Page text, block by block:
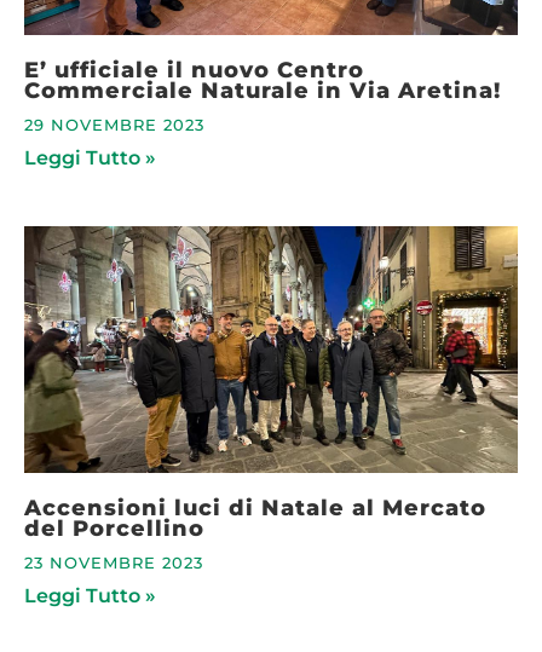
E’ ufficiale il nuovo Centro
Commerciale Naturale in Via Aretina!
29 NOVEMBRE 2023
Leggi Tutto »
Accensioni luci di Natale al Mercato
del Porcellino
23 NOVEMBRE 2023
Leggi Tutto »